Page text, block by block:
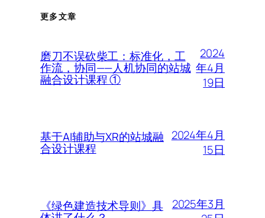
更多文章
磨刀不误砍柴工：标准化，工
作流，协同——人机协同的站城
融合设计课程 ①
2024
年4月
19日
基于AI辅助与XR的站城融
合设计课程
2024年4月
15日
《绿色建造技术导则》具
2025年3月